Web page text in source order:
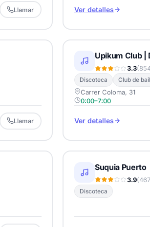
Llamar Ver detalles
Llamar
Upikum Club |
3.3
Discoteca Club de
Carrer Coloma, 31
0:00–7:00
Ver detalles
Suquia Puerto
3.9
Discoteca